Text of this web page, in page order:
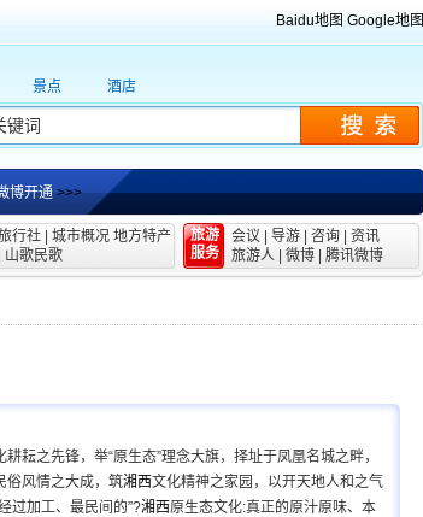
Baidu地图 Google地图
景点 酒店
博开通>>>
行社 城市概况 地方特产
山歌民歌
旅游
服务
会议 导游 咨询
资讯
旅游人
微博 腾讯微博
耕耘之先锋，举“原生态”理念大旗，择址于凤凰名城之畔，
俗风情之大成，筑湘西文化精神之家园，以开天地人和之气
过加工、最民间的”?湘西原生态文化:真正的原汁原味、本